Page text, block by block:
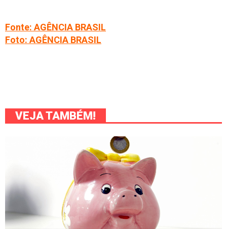
Fonte: AGÊNCIA BRASIL
Foto: AGÊNCIA BRASIL
VEJA TAMBÉM!